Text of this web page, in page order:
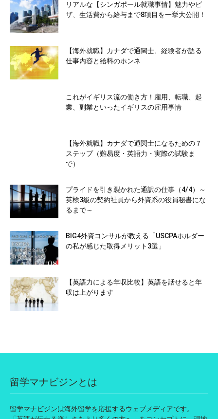
リアルな【シンガポール就職事情】魅力やビ
ザ、生活費から給与まで8項目を一挙大公開！
【海外就職】カナダで通関士、経験者が語る
仕事内容と給料のホンネ
これがイギリス流の働き方！雇用、転職、起
業、副業といったイギリスの雇用事情
【海外就職】カナダで通関士になるための７
ステップ（難易度・英語力・実際の試験ま
で）
プライドを引き裂かれた通訳の仕事（4/4）～
英検3級の契約社員から外資系の役員秘書にな
るまで～
BIG4外資コンサルが教える「USCPAホルダー
の私が感じた取得メリット3選」
【英語力による年収比較】英語を話せると年
収は上がります
留学マナビジンとは
留学マナビジンは海外留学を応援するウェブメディアです。